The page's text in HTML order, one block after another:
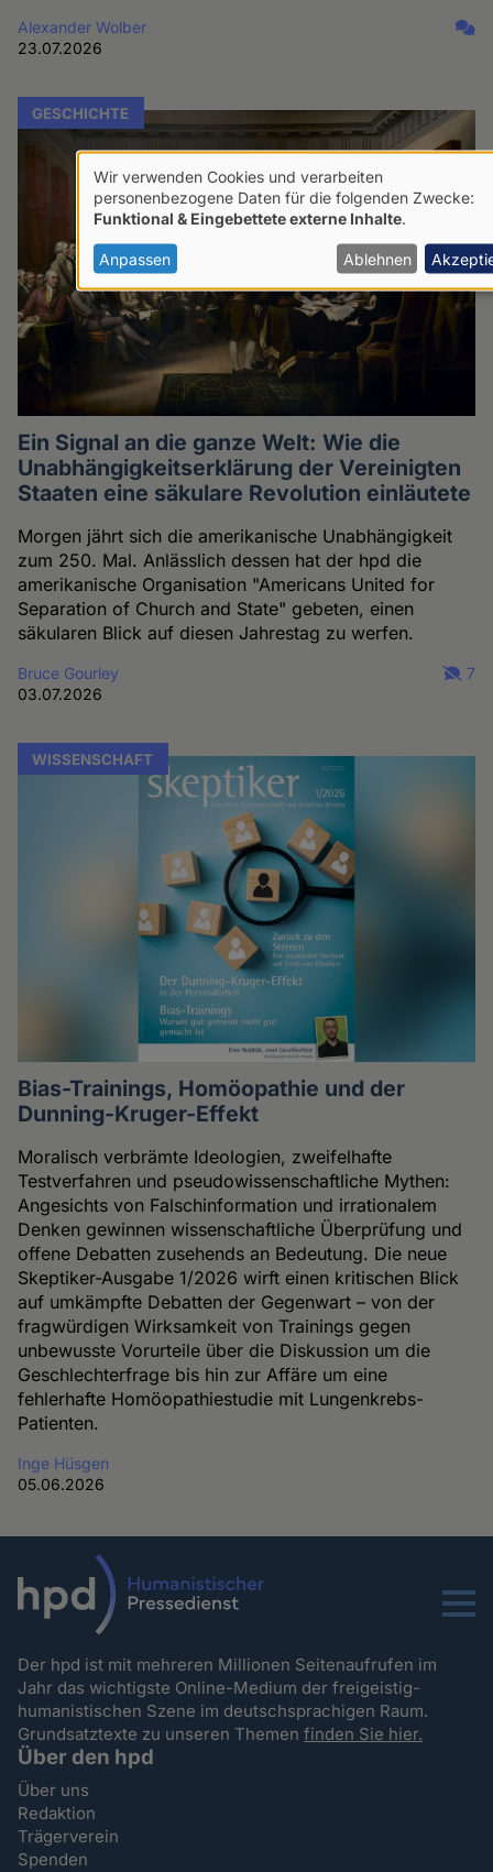
Alexander Wolber
23.07.2026
GESCHICHTE
Ein Signal an die ganze Welt: Wie die
Unabhängigkeitserklärung der Vereinigten
Staaten eine säkulare Revolution einläutete
Morgen jährt sich die amerikanische Unabhängigkeit
zum 250. Mal. Anlässlich dessen hat der hpd die
amerikanische Organisation "Americans United for
Separation of Church and State" gebeten, einen
säkularen Blick auf diesen Jahrestag zu werfen.
Bruce Gourley
03.07.2026
7
WISSENSCHAFT
Bias-Trainings, Homöopathie und der
Dunning-Kruger-Effekt
Moralisch verbrämte Ideologien, zweifelhafte
Testverfahren und pseudowissenschaftliche Mythen:
Angesichts von Falschinformation und irrationalem
Denken gewinnen wissenschaftliche Überprüfung und
offene Debatten zusehends an Bedeutung. Die neue
Skeptiker-Ausgabe 1/2026 wirft einen kritischen Blick
auf umkämpfte Debatten der Gegenwart – von der
fragwürdigen Wirksamkeit von Trainings gegen
unbewusste Vorurteile über die Diskussion um die
Geschlechterfrage bis hin zur Affäre um eine
fehlerhafte Homöopathiestudie mit Lungenkrebs-
Patienten.
Inge Hüsgen
05.06.2026
Menu
Der hpd ist mit mehreren Millionen Seitenaufrufen im
Jahr das wichtigste Online-Medium der freigeistig-
humanistischen Szene im deutschsprachigen Raum.
Grundsatztexte zu unseren Themenfinden Sie hier.
Über den hpd
Über uns
Redaktion
Trägerverein
Spenden
Verwendung
von
personenbezogenen
Daten
und
Cookies
Wir verwenden Cookies und verarbeiten
personenbezogene Daten für die folgenden Zwecke:
Funktional & Eingebettete externe Inhalte.
Anpassen Ablehnen